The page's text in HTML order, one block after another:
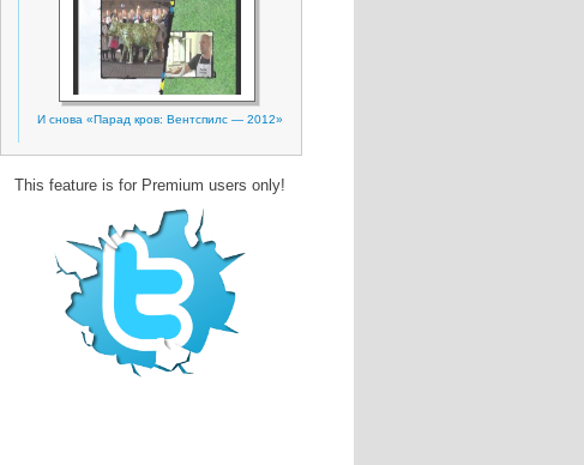
И снова «Парад кров: Вентспилс — 2012»
This feature is for Premium users only!